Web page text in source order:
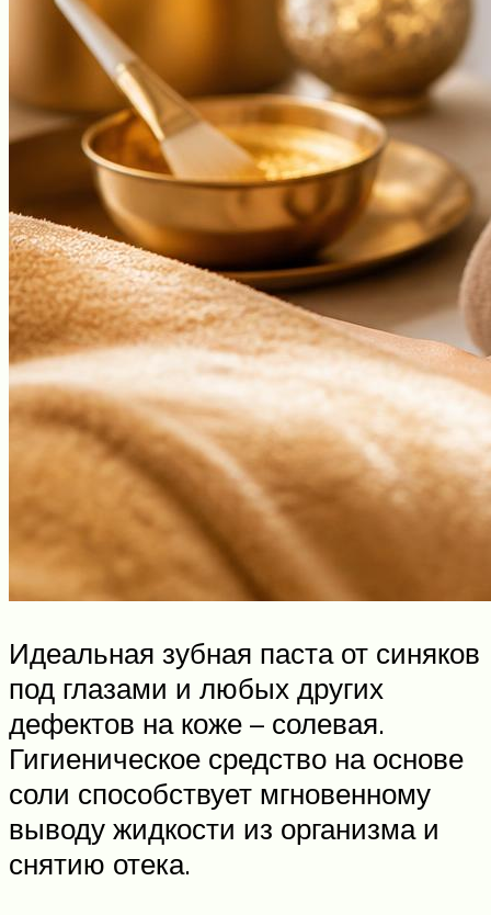
Идеальная зубная паста от синяков
под глазами и любых других
дефектов на коже – солевая.
Гигиеническое средство на основе
соли способствует мгновенному
выводу жидкости из организма и
снятию отека.